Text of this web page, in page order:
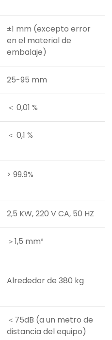
±1 mm (excepto error
en el material de
embalaje)
25-95 mm
＜ 0,01 %
＜ 0,1 %
> 99.9%
2,5 KW, 220 V CA, 50 HZ
＞1,5 mm²
Alrededor de 380 kg
＜75dB (a un metro de
distancia del equipo)